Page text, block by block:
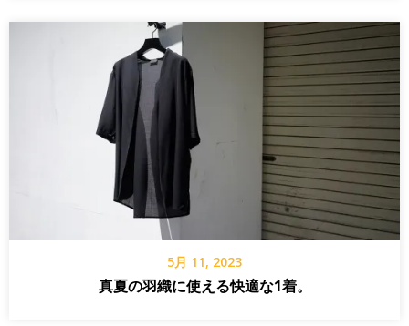
5月 11, 2023
真夏の羽織に使える快適な1着。